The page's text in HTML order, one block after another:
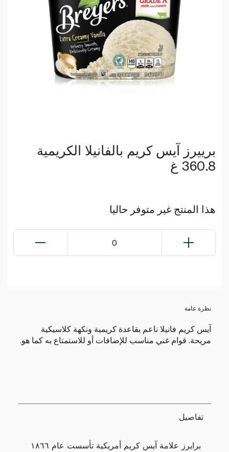
برييرز آيس كريم بالفانيلا الكريمية
360.8 غ
هذا المنتج غير متوفر حاليا
0
نظرة عامة
آيس كريم فانيلا ناعم بقاعدة كريمية ونكهة كلاسيكية
مريحة. قوام غني مناسب للإضافات أو للاستمتاع به كما هو.
تفاصيل
برايرز علامة آيس كريم أمريكية تأسست عام ١٨٦٦